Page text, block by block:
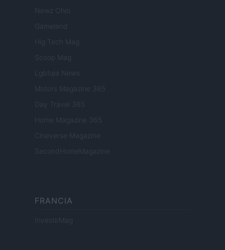
Newz Ohio
Gameland
Hig Tech Mag
Scoop Mag
Lgbtqia News
Motors Magazine 365
Day Travel 365
Home Magazine 365
Cineverse Magazine
SecondHomeMagazine
FRANCIA
InvestirMag